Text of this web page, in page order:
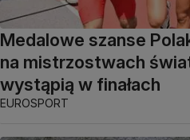
Medalowe szanse
na mistrzostwach
wystąpią w finałach
EUROSPORT